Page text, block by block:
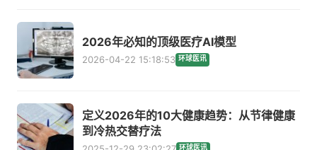
2026年必知的顶级医疗AI模型
2026-04-22 15:18:53 环球医讯
定义2026年的10大健康趋势：从节律健康
到冷热交替疗法
环球医讯